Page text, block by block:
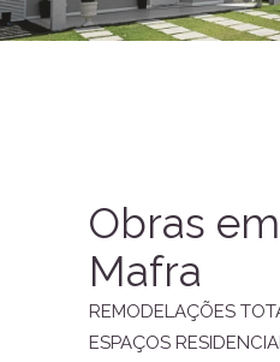
Obras
Mafra
REMODELAÇÕES
ESPAÇOS